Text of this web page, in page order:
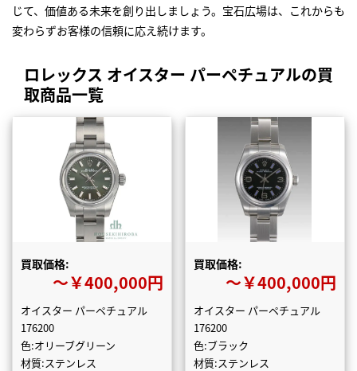
じて、価値ある未来を創り出しましょう。宝石広場は、これからも
変わらずお客様の信頼に応え続けます。
ロレックス オイスター パーペチュアルの買
取商品一覧
買取価格:
〜￥400,000円
オイスター パーペチュアル
176200
色:オリーブグリーン
材質:ステンレス
買取価格:
〜￥400,000円
オイスター パーペチュアル
176200
色:ブラック
材質:ステンレス